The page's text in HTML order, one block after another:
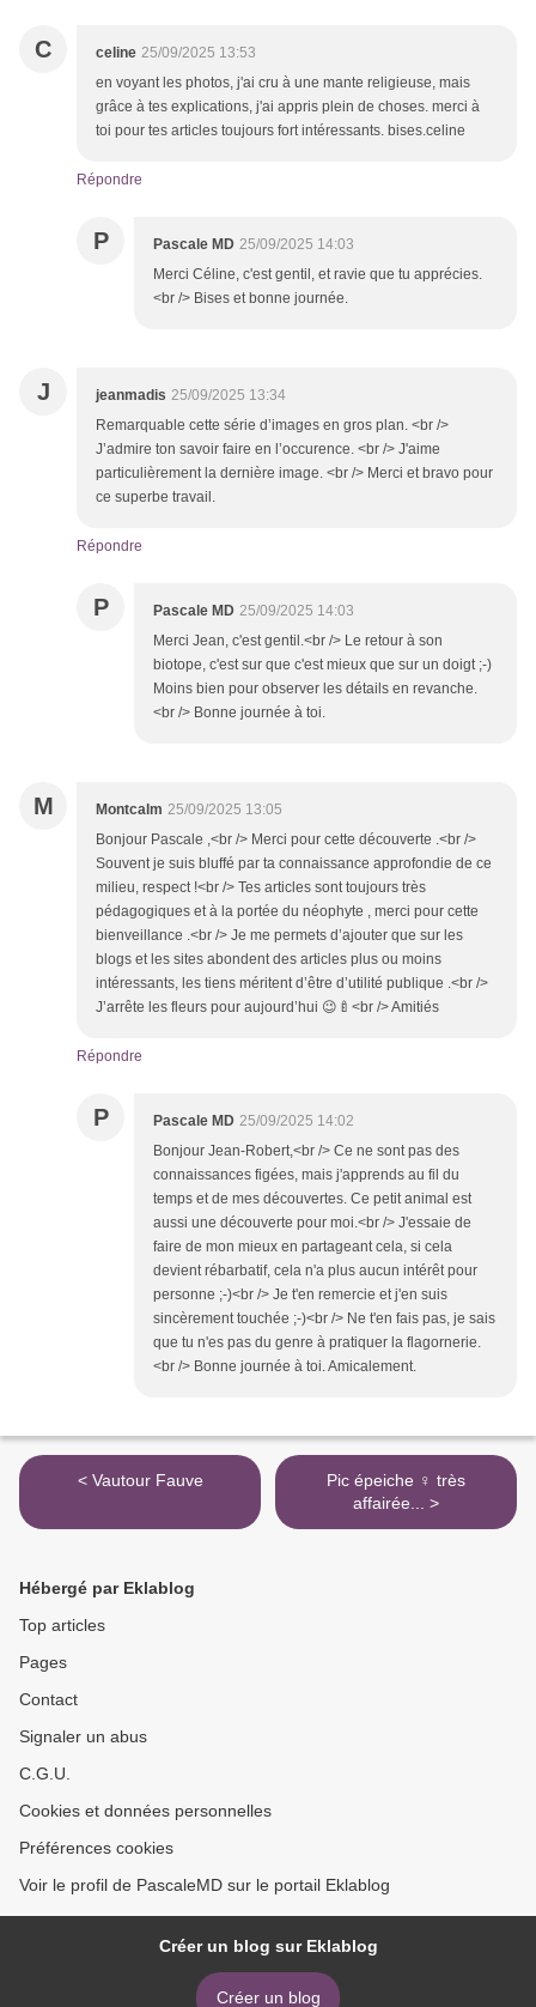
C celine 25/09/2025 13:53
en voyant les photos, j'ai cru à une mante religieuse, mais
grâce à tes explications, j'ai appris plein de choses. merci à
toi pour tes articles toujours fort intéressants. bises.celine
Répondre
P Pascale MD 25/09/2025 14:03
Merci Céline, c'est gentil, et ravie que tu apprécies.
<br /> Bises et bonne journée.
J jeanmadis 25/09/2025 13:34
Remarquable cette série d’images en gros plan. <br />
J’admire ton savoir faire en l’occurence. <br /> J'aime
particulièrement la dernière image. <br /> Merci et bravo pour
ce superbe travail.
Répondre
P Pascale MD 25/09/2025 14:03
Merci Jean, c'est gentil.<br /> Le retour à son
biotope, c'est sur que c'est mieux que sur un doigt ;-)
Moins bien pour observer les détails en revanche.
<br /> Bonne journée à toi.
M Montcalm 25/09/2025 13:05
Bonjour Pascale ,<br /> Merci pour cette découverte .<br />
Souvent je suis bluffé par ta connaissance approfondie de ce
milieu, respect !<br /> Tes articles sont toujours très
pédagogiques et à la portée du néophyte , merci pour cette
bienveillance .<br /> Je me permets d’ajouter que sur les
blogs et les sites abondent des articles plus ou moins
intéressants, les tiens méritent d’être d’utilité publique .<br />
J’arrête les fleurs pour aujourd’hui 😉🍼<br /> Amitiés
Répondre
P Pascale MD 25/09/2025 14:02
Bonjour Jean-Robert,<br /> Ce ne sont pas des
connaissances figées, mais j'apprends au fil du
temps et de mes découvertes. Ce petit animal est
aussi une découverte pour moi.<br /> J'essaie de
faire de mon mieux en partageant cela, si cela
devient rébarbatif, cela n'a plus aucun intérêt pour
personne ;-)<br /> Je t'en remercie et j'en suis
sincèrement touchée ;-)<br /> Ne t'en fais pas, je sais
que tu n'es pas du genre à pratiquer la flagornerie.
<br /> Bonne journée à toi. Amicalement.
< Vautour Fauve
Pic épeiche ♀ très
affairée... >
Hébergé par Eklablog
Top articles
Pages
Contact
Signaler un abus
C.G.U.
Cookies et données personnelles
Préférences cookies
Voir le profil de PascaleMD sur le portail Eklablog
Créer un blog sur Eklablog
Créer un blog